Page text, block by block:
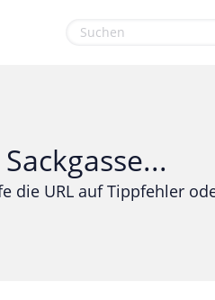
URL auf Tippfehler